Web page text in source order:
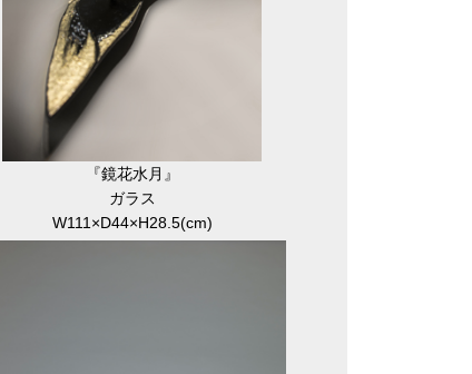
『鏡花水月』
ガラス
W111×D44×H28.5(cm)